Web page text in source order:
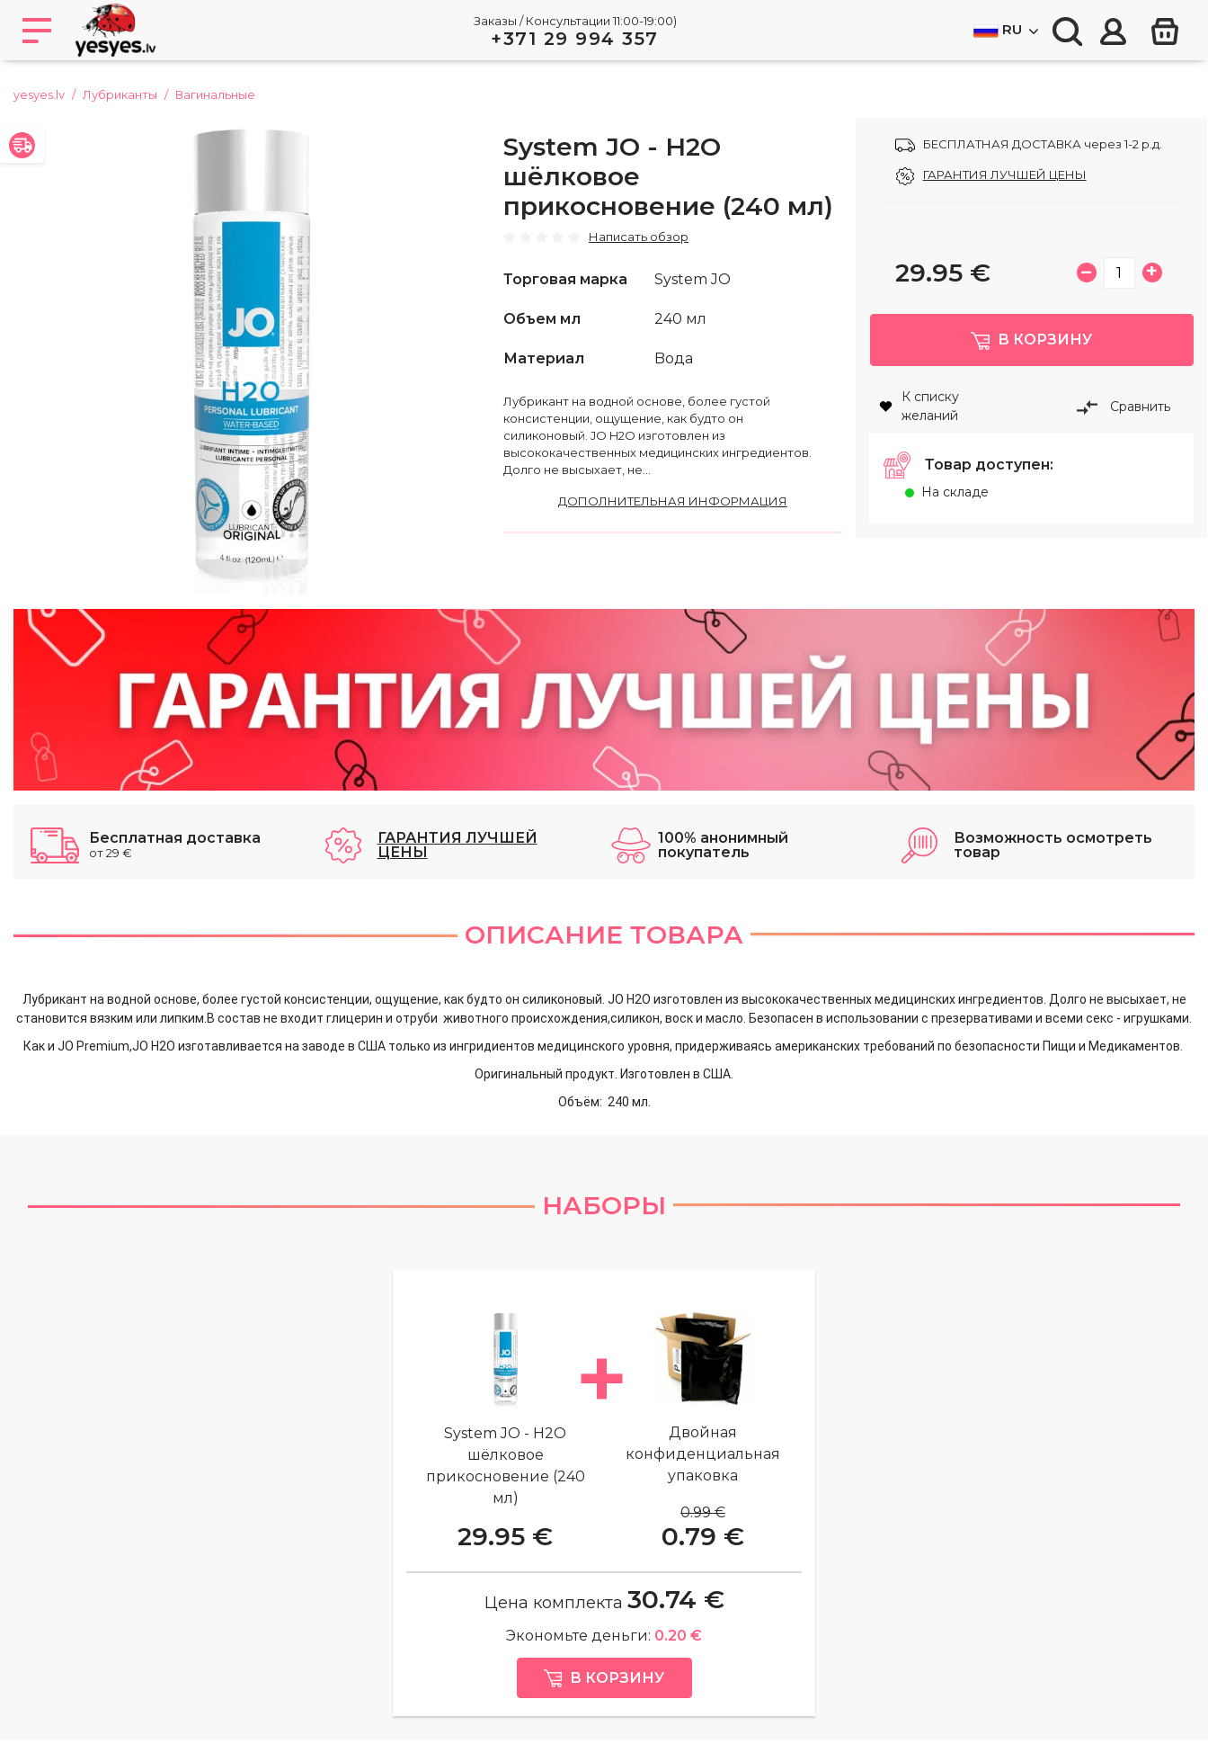
Заказы / Консультации 11:00-19:00)
+371 29 994 357 RU
yesyes.lv Лубриканты Вагинальные
System JO - H2O
шёлковое
прикосновение (240 мл)
Написать обзор
БЕСПЛАТНАЯ ДОСТАВКА через 1-2 р.д.
ГАРАНТИЯ ЛУЧШЕЙ ЦЕНЫ
Торговая марка System JO
Объем мл 240 мл
Материал Bода
Лубрикант на водной основе, более густой
консистенции, ощущение, как будто он
силиконовый. JO H2O изготовлен из
высококачественных медицинских ингредиентов.
Долго не высыхает, не...
ДОПОЛНИТЕЛЬНАЯ ИНФОРМАЦИЯ
29.95 € – +
В КОРЗИНУ
К списку
желаний
Сравнить
Товар доступен:
На складе
Бесплатная доставка
от 29 €
ГАРАНТИЯ ЛУЧШЕЙ
ЦЕНЫ
100% анонимный
покупатель
Возможность осмотреть
товар
ОПИСАНИЕ ТОВАРА
Лубрикант на водной основе, более густой консистенции, ощущение, как будто он силиконовый. JO H2O изготовлен из высококачественных медицинских ингредиентов. Долго не высыхает, не
становится вязким или липким.В состав не входит глицерин и отруби животного происхождения,силикон, воск и масло. Безопасен в использовании с презервативами и всеми секс - игрушками.
Как и JO Premium,JO H2O изготавливается на заводе в США только из ингридиентов медицинского уровня, придерживаясь американских требований по безопасности Пищи и Медикаментов.
Оригинальный продукт. Изготовлен в США.
Объём: 240 мл.
НАБОРЫ
System JO - H2O
шёлковое
прикосновение (240
мл)
29.95 €
Двойная
конфиденциальная
упаковка
0.99 €
0.79 €
Цена комплекта 30.74 €
Экономьте деньги: 0.20 €
В КОРЗИНУ